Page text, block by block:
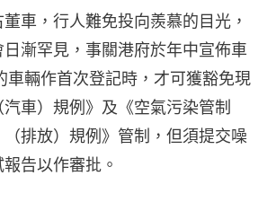
車，行人難免投向羨慕的目光，
漸罕見，事關港府於年中宣佈車
車輛作首次登記時，才可獲豁免現
車）規例》及《空氣污染管制
（排放）規例》管制，但須提交噪
告以作審批。